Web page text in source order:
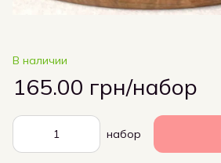
В наличии
165.00 грн/набор
набор